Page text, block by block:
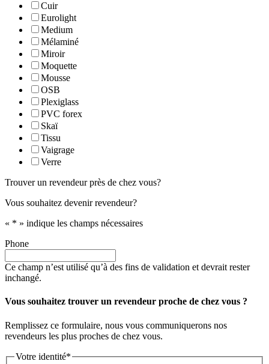
Cuir
Eurolight
Medium
Mélaminé
Miroir
Moquette
Mousse
OSB
Plexiglass
PVC forex
Skaï
Tissu
Vaigrage
Verre
Trouver un revendeur près de chez vous?
Vous souhaitez devenir revendeur?
« * » indique les champs nécessaires
Phone
Ce champ n’est utilisé qu’à des fins de validation et devrait rester
inchangé.
Vous souhaitez trouver un revendeur proche de chez vous ?
Remplissez ce formulaire, nous vous communiquerons nos
revendeurs les plus proches de chez vous.
Votre identité*